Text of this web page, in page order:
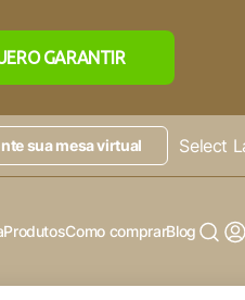
GARANTIR
sua mesa virtual Select
ProdutosComo comprarBlog